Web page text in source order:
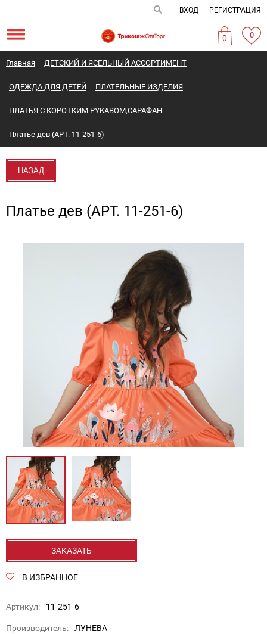
ВХОД РЕГИСТРАЦИЯ
0 0
Главная ДЕТСКИЙ И ЯСЕЛЬНЫЙ АССОРТИМЕНТ
ОДЕЖДА ДЛЯ ДЕТЕЙ ПЛАТЕЛЬНЫЕ ИЗДЕЛИЯ
ПЛАТЬЯ С КОРОТКИМ РУКАВОМ,САРАФАН
Платье дев (АРТ. 11-251-6)
НАЗАД
Платье дев (АРТ. 11-251-6)
ЗАКАЗАТЬ
В ИЗБРАННОЕ
Артикул: 11-251-6
Производитель: ЛУНЕВА